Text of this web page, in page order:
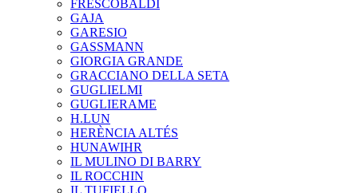
FRESCOBALDI
GAJA
GARESIO
GASSMANN
GIORGIA GRANDE
GRACCIANO DELLA SETA
GUGLIELMI
GUGLIERAME
H.LUN
HERÈNCIA ALTÉS
HUNAWIHR
IL MULINO DI BARRY
IL ROCCHIN
IL TUFIELLO